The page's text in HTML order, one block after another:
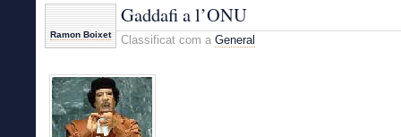
les
nostres
Ramon Boixet
Gaddafi a l’ONU
Classificat com a General